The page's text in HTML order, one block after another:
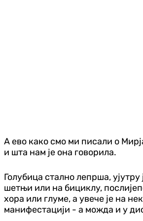
А ево како смо ми писали о
и шта нам је она говорила.
Голубица стално лепрша, ујутру
шетњи или на бициклу,
хора или глуме, а увече је на
манифестацији - а можда и у